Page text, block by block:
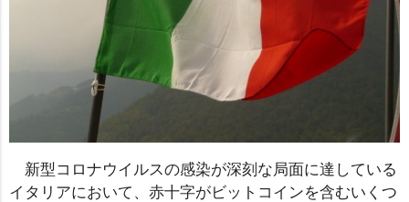
新型コロナウイルスの感染が深刻な局面に達している
イタリアにおいて、赤十字がビットコインを含むいくつ